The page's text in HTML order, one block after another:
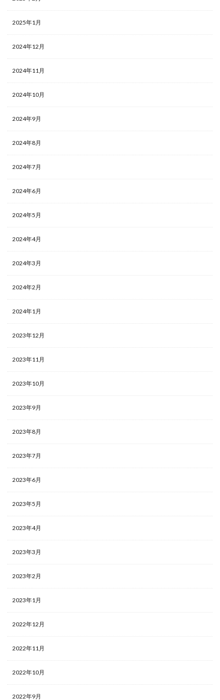
2025年1月
2024年12月
2024年11月
2024年10月
2024年9月
2024年8月
2024年7月
2024年6月
2024年5月
2024年4月
2024年3月
2024年2月
2024年1月
2023年12月
2023年11月
2023年10月
2023年9月
2023年8月
2023年7月
2023年6月
2023年5月
2023年4月
2023年3月
2023年2月
2023年1月
2022年12月
2022年11月
2022年10月
2022年9月